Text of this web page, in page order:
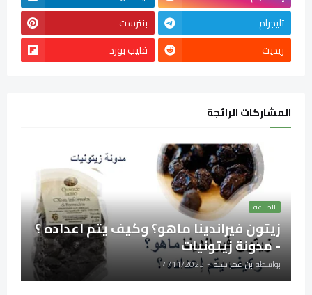
تليجرام
بنترست
ريديت
فليب بورد
المشاركات الرائجة
الصناعة
زيتون فيراندينا ماهو؟ وكيف يتم اعداده ؟
- مدونة زيتونيات
بواسطةبن عمر شبة-
4/11/2023